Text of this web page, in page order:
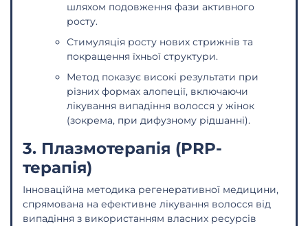
шляхом подовження фази активного
росту.
Стимуляція росту нових стрижнів та
покращення їхньої структури.
Метод показує високі результати при
різних формах алопеції, включаючи
лікування випадіння волосся у жінок
(зокрема, при дифузному рідшанні).
3. Плазмотерапія (PRP-
терапія)
Інноваційна методика регенеративної медицини,
спрямована на ефективне лікування волосся від
випадіння з використанням власних ресурсів